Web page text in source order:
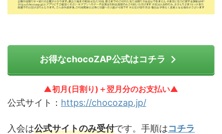
お得なchocoZAP公式はコチラ
▲初月(日割り)＋翌月分のお支払い▲
公式サイト： https://chocozap.jp/
入会は公式サイトのみ受付です。手順はコチラ